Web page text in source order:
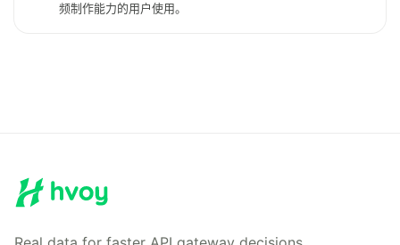
频制作能力的用户使用。